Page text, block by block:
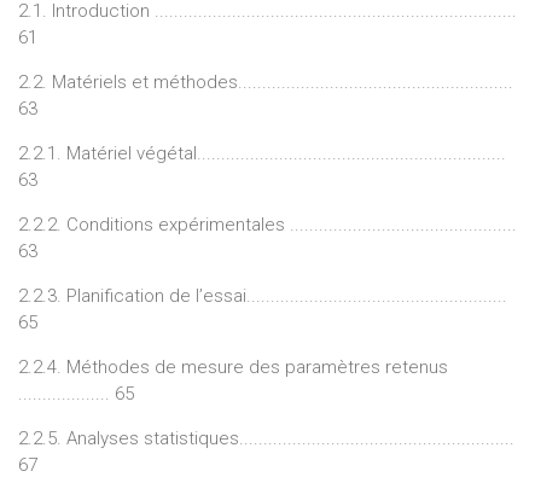
2.1. Introduction ...........................................................................
61
2.2. Matériels et méthodes.........................................................
63
2.2.1. Matériel végétal................................................................
63
2.2.2. Conditions expérimentales ...............................................
63
2.2.3. Planification de l’essai......................................................
65
2.2.4. Méthodes de mesure des paramètres retenus
................... 65
2.2.5. Analyses statistiques.........................................................
67